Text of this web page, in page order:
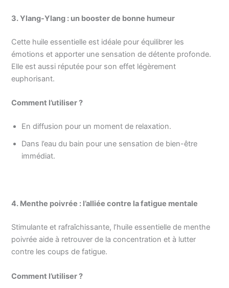
3. Ylang-Ylang : un booster de bonne humeur
Cette huile essentielle est idéale pour équilibrer les
émotions et apporter une sensation de détente profonde.
Elle est aussi réputée pour son effet légèrement
euphorisant.
Comment l’utiliser ?
En diffusion pour un moment de relaxation.
Dans l’eau du bain pour une sensation de bien-être
immédiat.
4. Menthe poivrée : l’alliée contre la fatigue mentale
Stimulante et rafraîchissante, l’huile essentielle de menthe
poivrée aide à retrouver de la concentration et à lutter
contre les coups de fatigue.
Comment l’utiliser ?